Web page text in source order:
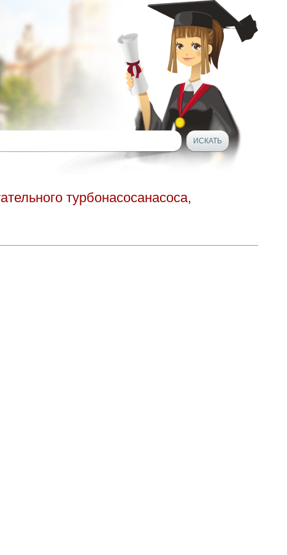
турбонасосанасоса,